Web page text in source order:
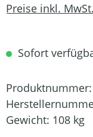
Preise inkl.
Sofort
Produktnummer:
Gewicht: 108 kg